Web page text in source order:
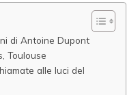
di Antoine Dupont
Toulouse
alle luci del